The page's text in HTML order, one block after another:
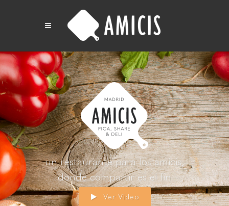
un restaurante para los amicis,
donde compartir es el fin
Ver Vídeo